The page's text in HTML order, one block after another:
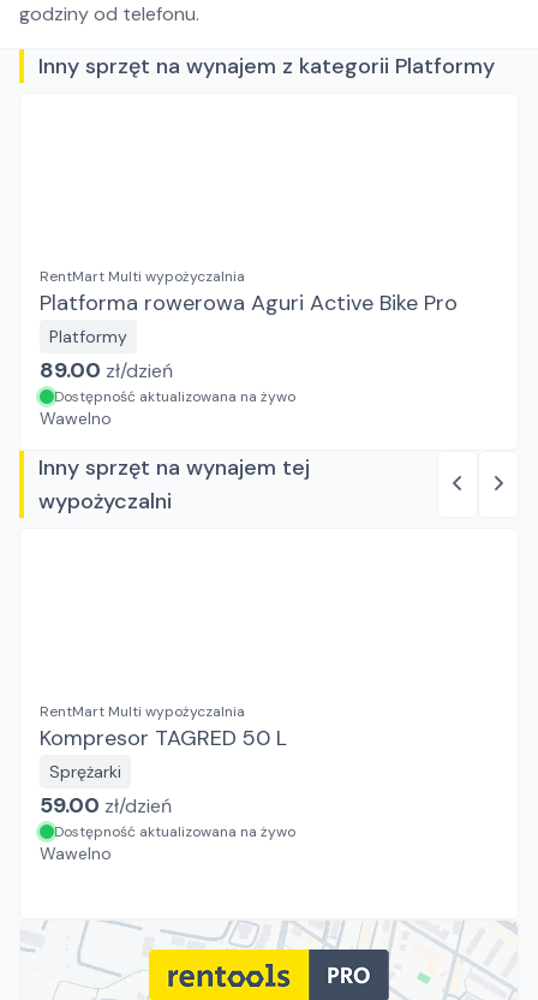
godziny od telefonu.
Inny sprzęt na wynajem z kategorii Platformy
RentMart Multi wypożyczalnia
Platforma rowerowa Aguri Active Bike Pro
Platformy
89.00 zł/dzień
Dostępność aktualizowana na żywo
Wawelno
Inny sprzęt na wynajem tej
wypożyczalni
RentMart Multi wypożyczalnia
Kompresor TAGRED 50 L
Sprężarki
59.00 zł/dzień
Dostępność aktualizowana na żywo
Wawelno